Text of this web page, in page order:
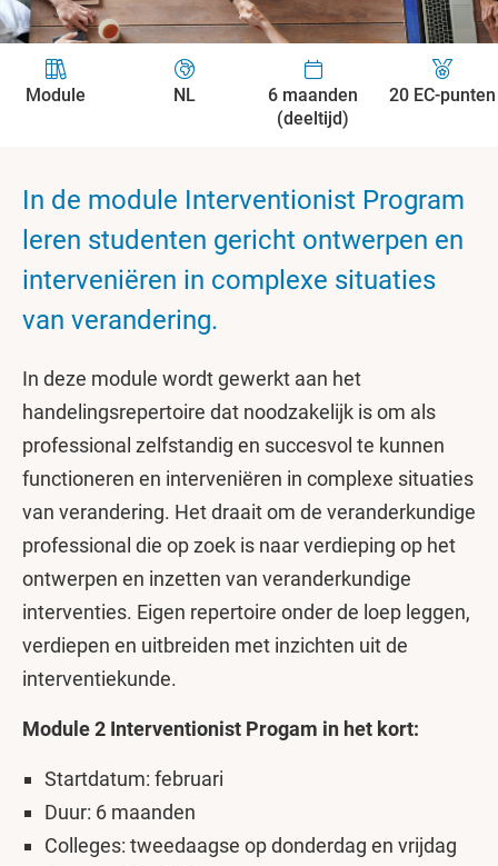
Module NL
6 maanden
(deeltijd)
20 EC-punten
In de module Interventionist Program
leren studenten gericht ontwerpen en
interveniëren in complexe situaties
van verandering.
In deze module wordt gewerkt aan het
handelingsrepertoire dat noodzakelijk is om als
professional zelfstandig en succesvol te kunnen
functioneren en interveniëren in complexe situaties
van verandering. Het draait om de veranderkundige
professional die op zoek is naar verdieping op het
ontwerpen en inzetten van veranderkundige
interventies. Eigen repertoire onder de loep leggen,
verdiepen en uitbreiden met inzichten uit de
interventiekunde.
Module 2 Interventionist Progam in het kort:
Startdatum: februari
Duur: 6 maanden
Colleges: tweedaagse op donderdag en vrijdag